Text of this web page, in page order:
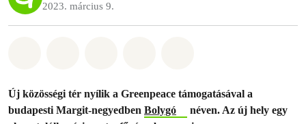
2023. március 9.
Új közösségi tér nyílik a Greenpeace támogatásával a
budapesti Margit-negyedben Bolygó
néven. Az új hely egy